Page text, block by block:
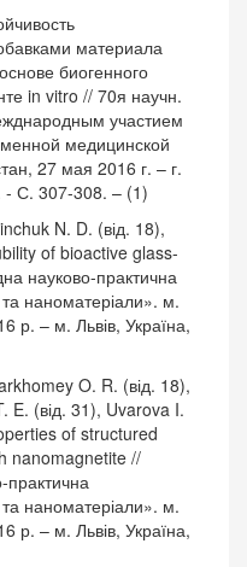
материала
биогенного
in vitro // 70я научн.
участием
медицинской
27 мая 2016 г. – г.
- С. 307-308. – (1)
N. D. (від. 18),
of bioactive glass-
науково-практична
наноматеріали». м.
р. – м. Львів, Україна,
O. R. (від. 18),
E. (від. 31), Uvarova I.
of structured
nanomagnetite //
практична
наноматеріали». м.
р. – м. Львів, Україна,